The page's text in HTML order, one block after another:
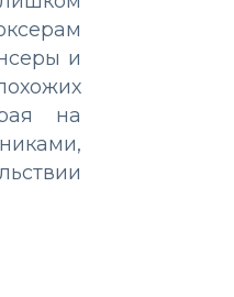
и
на